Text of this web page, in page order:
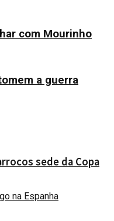
com Mourinho
a guerra
sede da Copa